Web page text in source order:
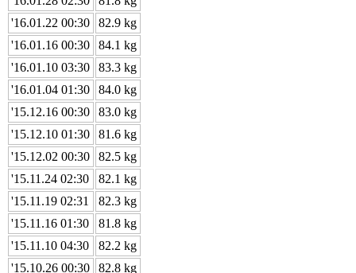
'16.01.22 00:30
82.9 kg
'16.01.16 00:30
84.1 kg
'16.01.10 03:30
83.3 kg
'16.01.04 01:30
84.0 kg
'15.12.16 00:30
83.0 kg
'15.12.10 01:30
81.6 kg
'15.12.02 00:30
82.5 kg
'15.11.24 02:30
82.1 kg
'15.11.19 02:31
82.3 kg
'15.11.16 01:30
81.8 kg
'15.11.10 04:30
82.2 kg
'15.10.26 00:30
82.8 kg